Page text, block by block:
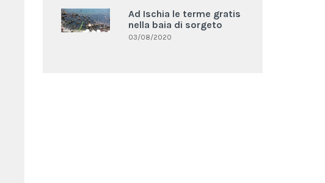
Ad Ischia le terme gratis
nella baia di sorgeto
03/08/2020